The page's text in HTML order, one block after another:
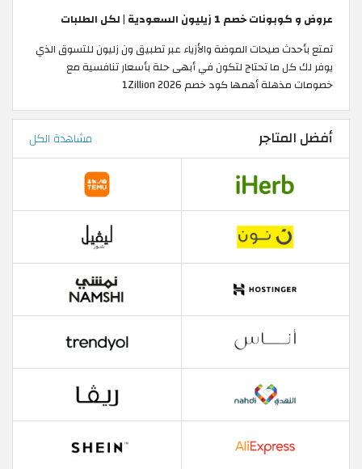
عروض و كوبونات خصم 1 زيليون السعودية | لكل الطلبات
تمتع بأحدث صيحات الموضة والأزياء عبر تطبيق ون زليون للتسوق الذي
يوفر لك كل ما تحتاج لتكون في أبهى حلة بأسعار تنافسية مع
خصومات مذهلة أهمها كود خصم 1Zillion 2026
أفضل المتاجر مشاهدة الكل